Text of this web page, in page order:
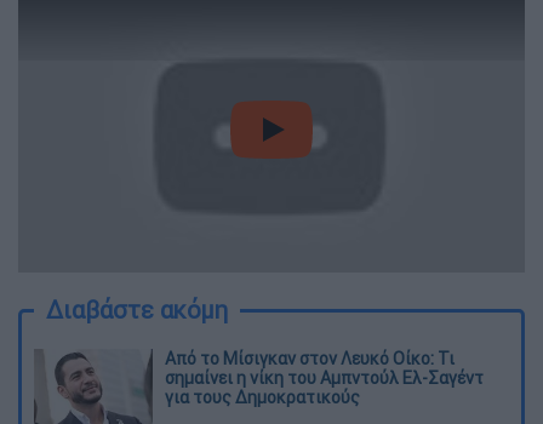
video
Διαβάστε ακόμη
Από το Μίσιγκαν στον Λευκό Οίκο: Τι
σημαίνει η νίκη του Αμπντούλ Ελ-Σαγέντ
για τους Δημοκρατικούς